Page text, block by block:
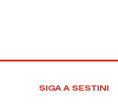
SIGA A SESTINI